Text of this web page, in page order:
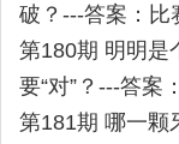
破？---答案：比
第180期 明明是
要“对”？---答案
第181期 哪一颗